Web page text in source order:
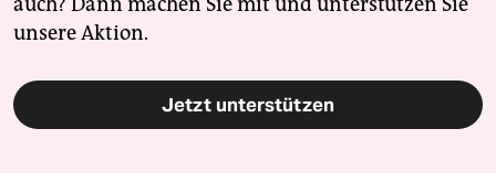
unsere Aktion.
Jetzt unterstützen